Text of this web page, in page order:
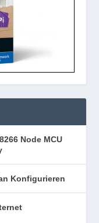
Node MCU
Konfigurieren